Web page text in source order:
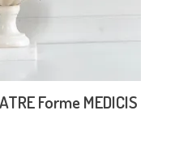
Forme MEDICIS